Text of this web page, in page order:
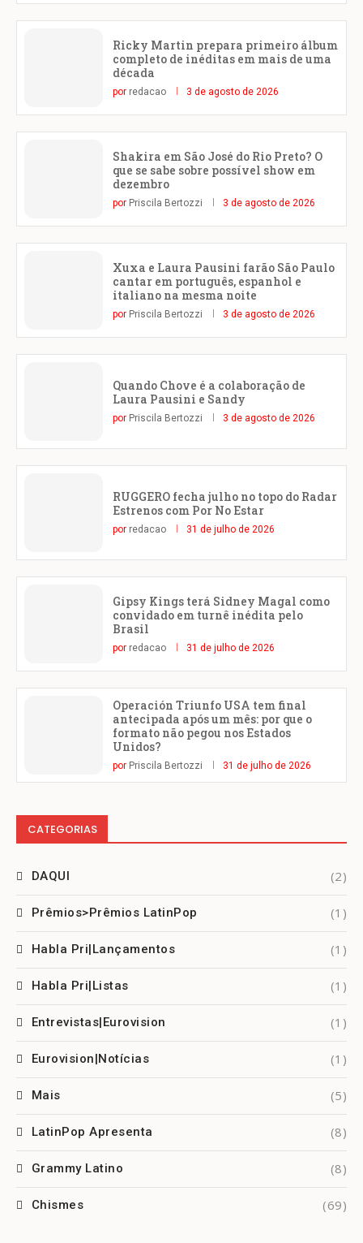
Ricky Martin prepara primeiro álbum
completo de inéditas em mais de uma
década
por redacao 3 de agosto de 2026
Shakira em São José do Rio Preto? O
que se sabe sobre possível show em
dezembro
por Priscila Bertozzi 3 de agosto de 2026
Xuxa e Laura Pausini farão São Paulo
cantar em português, espanhol e
italiano na mesma noite
por Priscila Bertozzi 3 de agosto de 2026
Quando Chove é a colaboração de
Laura Pausini e Sandy
por Priscila Bertozzi 3 de agosto de 2026
RUGGERO fecha julho no topo do Radar
Estrenos com Por No Estar
por redacao 31 de julho de 2026
Gipsy Kings terá Sidney Magal como
convidado em turnê inédita pelo
Brasil
por redacao 31 de julho de 2026
Operación Triunfo USA tem final
antecipada após um mês: por que o
formato não pegou nos Estados
Unidos?
por Priscila Bertozzi 31 de julho de 2026
CATEGORIAS
DAQUI (2)
Prêmios>Prêmios LatinPop (1)
Habla Pri|Lançamentos (1)
Habla Pri|Listas (1)
Entrevistas|Eurovision (1)
Eurovision|Notícias (1)
Mais (5)
LatinPop Apresenta (8)
Grammy Latino (8)
Chismes (69)